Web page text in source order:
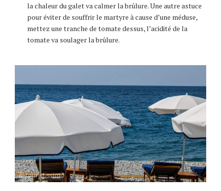
la chaleur du galet va calmer la brûlure. Une autre astuce
pour éviter de souffrir le martyre à cause d’une méduse,
mettez une tranche de tomate dessus, l’acidité de la
tomate va soulager la brûlure.